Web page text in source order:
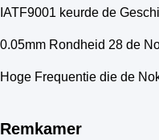
IATF9001 keurde de
0.05mm Rondheid 28 de
Hoge Frequentie die de
Remkamer